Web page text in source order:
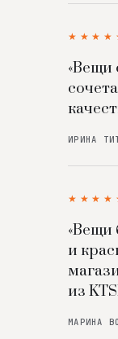
«Вещи
ИРИНА
«Вещи
и
из
МАРИНА